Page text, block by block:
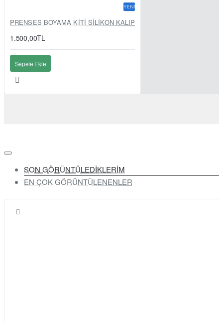
YENI
PRENSES BOYAMA KİTİ SİLİKON KALIP
1.500,00TL
Sepete Ekle
SON GÖRÜNTÜLEDİKLERİM
EN ÇOK GÖRÜNTÜLENENLER